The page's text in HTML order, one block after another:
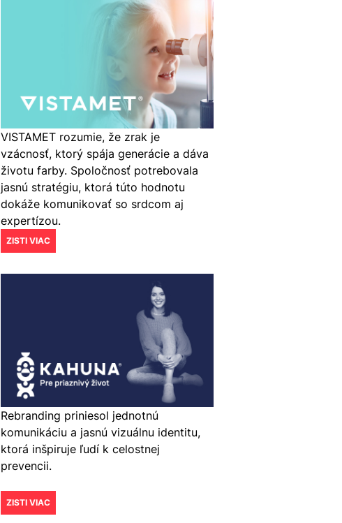
VISTAMET rozumie, že zrak je
vzácnosť, ktorý spája generácie a dáva
životu farby. Spoločnosť potrebovala
jasnú stratégiu, ktorá túto hodnotu
dokáže komunikovať so srdcom aj
expertízou.
ZISTI VIAC
Rebranding priniesol jednotnú
komunikáciu a jasnú vizuálnu identitu,
ktorá inšpiruje ľudí k celostnej
prevencii.
ZISTI VIAC